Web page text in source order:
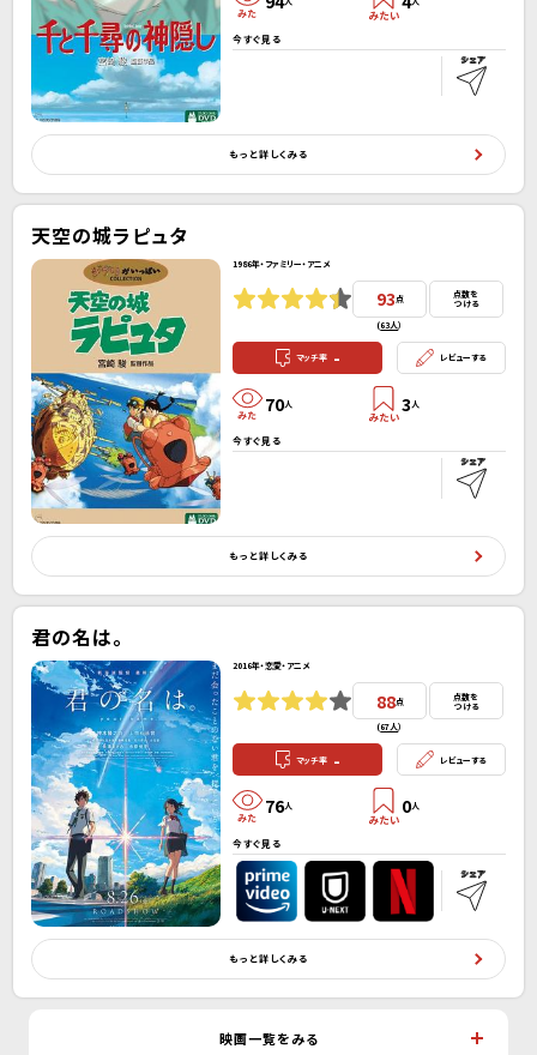
今すぐ見る
もっと詳しくみる
天空の城ラピュタ
1986年・ファミリー・アニメ
93点
(63人）
点数を
つける
マッチ率 - レビューする
70人 3人
今すぐ見る
もっと詳しくみる
君の名は。
2016年・恋愛・アニメ
88点
(67人）
点数を
つける
マッチ率 - レビューする
76人 0人
今すぐ見る
もっと詳しくみる
映画一覧をみる